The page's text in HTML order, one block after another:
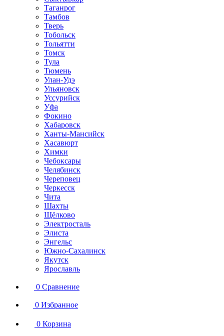
Таганрог
Тамбов
Тверь
Тобольск
Тольятти
Томск
Тула
Тюмень
Улан-Удэ
Ульяновск
Уссурийск
Уфа
Фокино
Хабаровск
Ханты-Мансийск
Хасавюрт
Химки
Чебоксары
Челябинск
Череповец
Черкесск
Чита
Шахты
Щёлково
Электросталь
Элиста
Энгельс
Южно-Сахалинск
Якутск
Ярославль
0 Сравнение
0 Избранное
0 Корзина